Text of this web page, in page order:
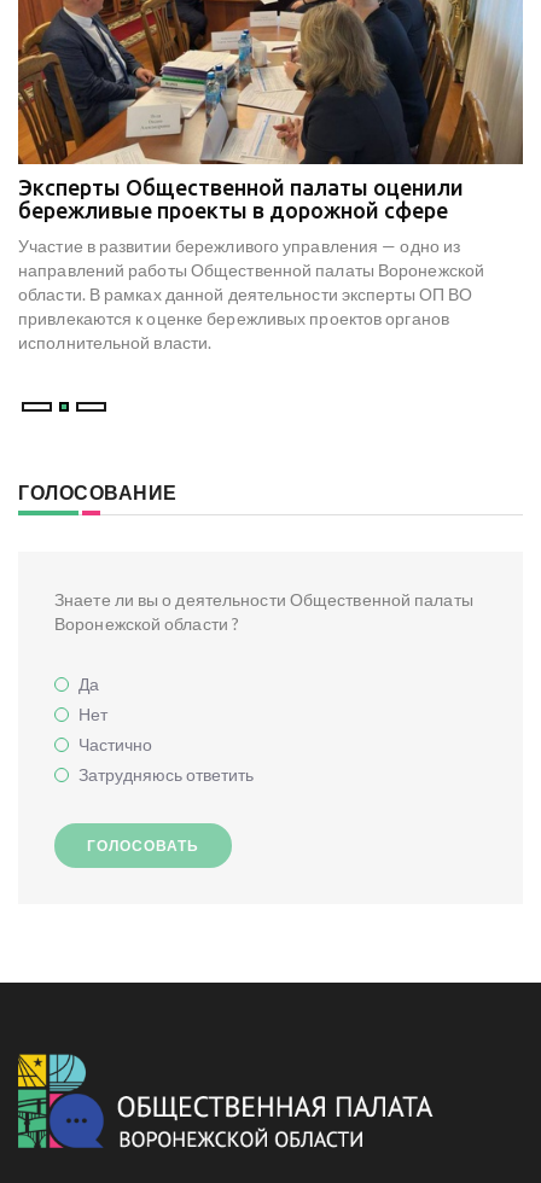
Эксперты Общественной палаты оценили
бережливые проекты в дорожной сфере
Участие в развитии бережливого управления — одно из
направлений работы Общественной палаты Воронежской
области. В рамках данной деятельности эксперты ОП ВО
привлекаются к оценке бережливых проектов органов
исполнительной власти.
ГОЛОСОВАНИЕ
Знаете ли вы о деятельности Общественной палаты
Воронежской области ?
Да
Нет
Частично
Затрудняюсь ответить
ГОЛОСОВАТЬ